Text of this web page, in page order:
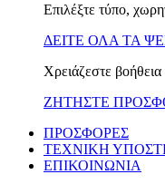
Επιλέξτε τύπο,
ΔΕΙΤΕ ΟΛΑ ΤΑ
Χρειάζεστε
ΖΗΤΗΣΤΕ
ΠΡΟΣΦΟΡΕΣ
ΤΕΧΝΙΚΗ
ΕΠΙΚΟΙΝΩΝΙΑ